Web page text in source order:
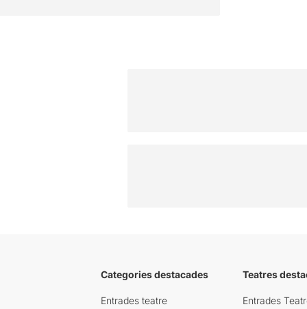
Categories destacades
Entrades teatre
Teatres
Entrades